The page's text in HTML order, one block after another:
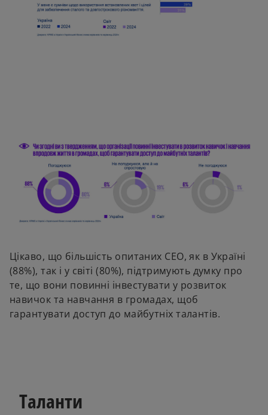
Цікаво, що більшість опитаних СЕО, як в Україні
(88%), так і у світі (80%), підтримують думку про
те, що вони повинні інвестувати у розвиток
навичок та навчання в громадах, щоб
гарантувати доступ до майбутніх талантів.
Таланти